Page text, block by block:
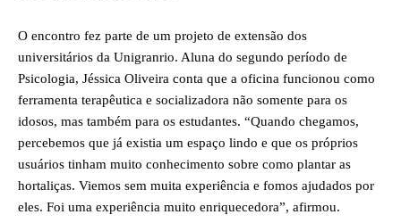
O encontro fez parte de um projeto de extensão dos
universitários da Unigranrio. Aluna do segundo período de
Psicologia, Jéssica Oliveira conta que a oficina funcionou como
ferramenta terapêutica e socializadora não somente para os
idosos, mas também para os estudantes. “Quando chegamos,
percebemos que já existia um espaço lindo e que os próprios
usuários tinham muito conhecimento sobre como plantar as
hortaliças. Viemos sem muita experiência e fomos ajudados por
eles. Foi uma experiência muito enriquecedora”, afirmou.